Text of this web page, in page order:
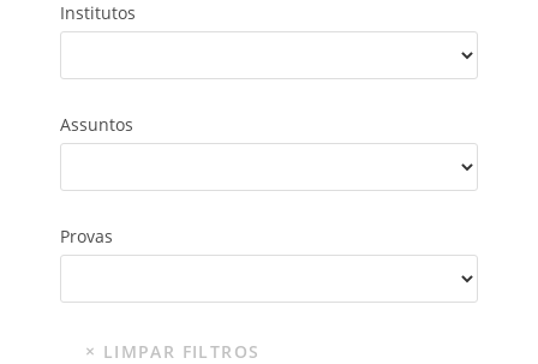
Institutos
Assuntos
Provas